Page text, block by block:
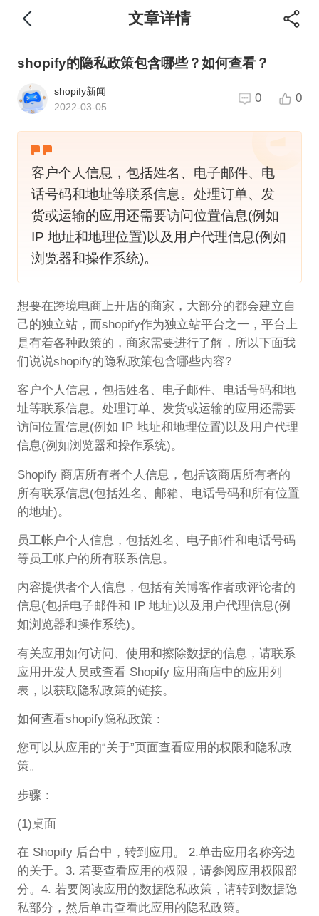
文章详情
shopify的隐私政策包含哪些？如何查看？
shopify新闻
2022-03-05
0 0
客户个人信息，包括姓名、电子邮件、电
话号码和地址等联系信息。处理订单、发
货或运输的应用还需要访问位置信息(例如
IP 地址和地理位置)以及用户代理信息(例如
浏览器和操作系统)。
想要在跨境电商上开店的商家，大部分的都会建立自
己的独立站，而shopify作为独立站平台之一，平台上
是有着各种政策的，商家需要进行了解，所以下面我
们说说shopify的隐私政策包含哪些内容?
客户个人信息，包括姓名、电子邮件、电话号码和地
址等联系信息。处理订单、发货或运输的应用还需要
访问位置信息(例如 IP 地址和地理位置)以及用户代理
信息(例如浏览器和操作系统)。
Shopify 商店所有者个人信息，包括该商店所有者的
所有联系信息(包括姓名、邮箱、电话号码和所有位置
的地址)。
员工帐户个人信息，包括姓名、电子邮件和电话号码
等员工帐户的所有联系信息。
内容提供者个人信息，包括有关博客作者或评论者的
信息(包括电子邮件和 IP 地址)以及用户代理信息(例
如浏览器和操作系统)。
有关应用如何访问、使用和擦除数据的信息，请联系
应用开发人员或查看 Shopify 应用商店中的应用列
表，以获取隐私政策的链接。
如何查看shopify隐私政策：
您可以从应用的“关于”页面查看应用的权限和隐私政
策。
步骤：
(1)桌面
在 Shopify 后台中，转到应用。 2.单击应用名称旁边
的关于。3. 若要查看应用的权限，请参阅应用权限部
分。4. 若要阅读应用的数据隐私政策，请转到数据隐
私部分，然后单击查看此应用的隐私政策。